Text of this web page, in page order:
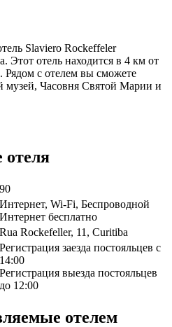
Slaviero Rockeffeler
Этот отель находится в 4 км от
Рядом с отелем вы сможете
музей, Часовня Святой Марии и
отеля
90
Интернет, Wi-Fi, Беспроводной
Интернет бесплатно
Rua Rockefeller, 11, Curitiba
Регистрация заезда постояльцев с
14:00
Регистрация выезда постояльцев
до 12:00
отелем